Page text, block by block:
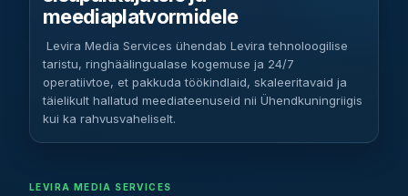
meediaplatvormidele
Levira Media Services ühendab Levira tehnoloogilise
taristu, ringhäälingualase kogemuse ja 24/7
operatiivtoe, et pakkuda töökindlaid, skaleeritavaid ja
täielikult hallatud meediateenuseid nii Ühendkuningriigis
kui ka rahvusvaheliselt.
LEVIRA MEDIA SERVICES